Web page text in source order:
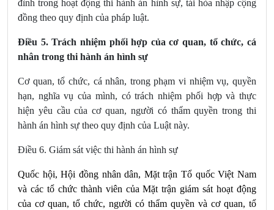
đình trong hoạt động thi hành án hình sự, tái hòa nhập cộng
đồng theo quy định của pháp luật.
Điều 5. Trách nhiệm phối hợp của cơ quan, tổ chức, cá
nhân trong thi hành án hình sự
Cơ quan, tổ chức, cá nhân, trong phạm vi nhiệm vụ, quyền
hạn, nghĩa vụ của mình, có trách nhiệm phối hợp và thực
hiện yêu cầu của cơ quan, người có thẩm quyền trong thi
hành án hình sự theo quy định của Luật này.
Điều 6. Giám sát việc thi hành án hình sự
Quốc hội, Hội đồng nhân dân, Mặt trận Tổ quốc Việt Nam
và các tổ chức thành viên của Mặt trận giám sát hoạt động
của cơ quan, tổ chức, người có thẩm quyền và cơ quan, tổ